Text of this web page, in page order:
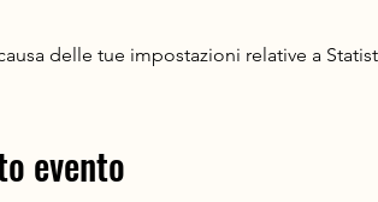
delle tue impostazioni relative a
evento